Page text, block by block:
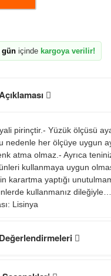
gün içinde kargoya verilir!
pirinçtir.- Yüzük ölçüsü
nedenle her ölçüye uygun
atma olmaz.- Ayrıca
kullanmaya uygun
karartma yaptığı
kullanmanız dileğiyle…
Lisinya